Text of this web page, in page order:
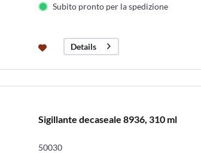
Subito pronto per la spedizione
Details
Sigillante decaseale 8936, 310 ml
50030